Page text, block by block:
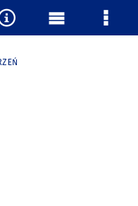
Menu Menu